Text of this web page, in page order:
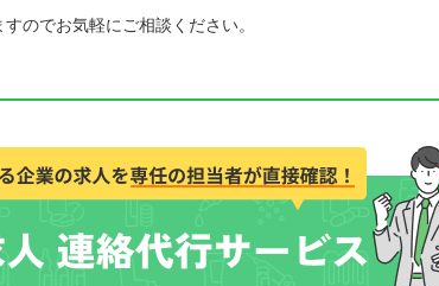
のでお気軽にご相談ください。